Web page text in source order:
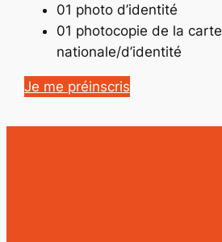
01 photo d’identité
01 photocopie de la carte
nationale/d’identité
Je me préinscris